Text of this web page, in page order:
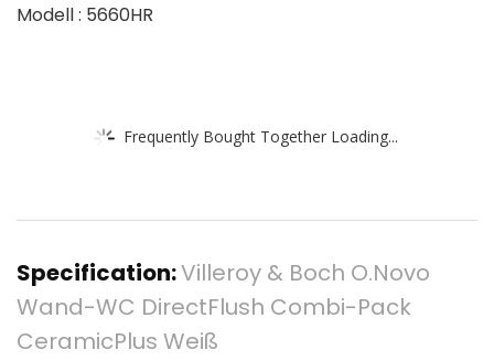
Modell : 5660HR
Frequently Bought Together Loading...
Specification:Villeroy & Boch O.Novo
Wand-WC DirectFlush Combi-Pack
CeramicPlus Weiß